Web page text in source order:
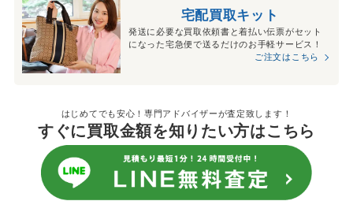
宅配買取キット
発送に必要な買取依頼書と着払い伝票がセット
になった宅急便で送るだけのお手軽サービス！
ご注文はこちら
はじめてでも安心！専門アドバイザーが査定致します！
すぐに買取金額を知りたい方はこちら